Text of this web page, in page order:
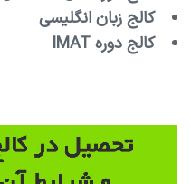
کالج زبان انگلیسی
کالج دوره IMAT